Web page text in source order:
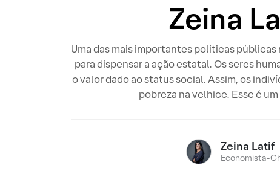
Zeina
Uma das mais importantes políticas
para dispensar a ação estatal. Os seres
o valor dado ao status social. Assim, os
pobreza na velhice. Esse é
Zeina Latif
Economista-